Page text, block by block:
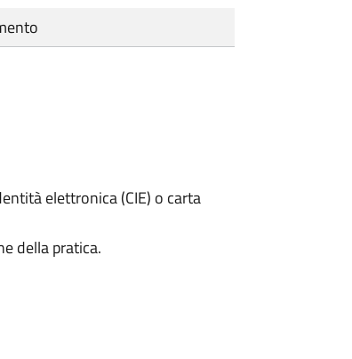
elettronica (CIE) o carta
della pratica.